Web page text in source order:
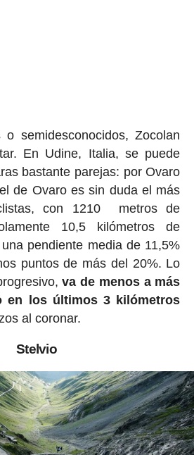
semidesconocidos, Zocolan
En Udine, Italia, se puede
bastante parejas: por Ovaro
de Ovaro es sin duda el más
con 1210 metros de
10,5 kilómetros de
pendiente media de 11,5%
puntos de más del 20%. Lo
va de menos a más
en los últimos 3 kilómetros
al coronar.
Stelvio